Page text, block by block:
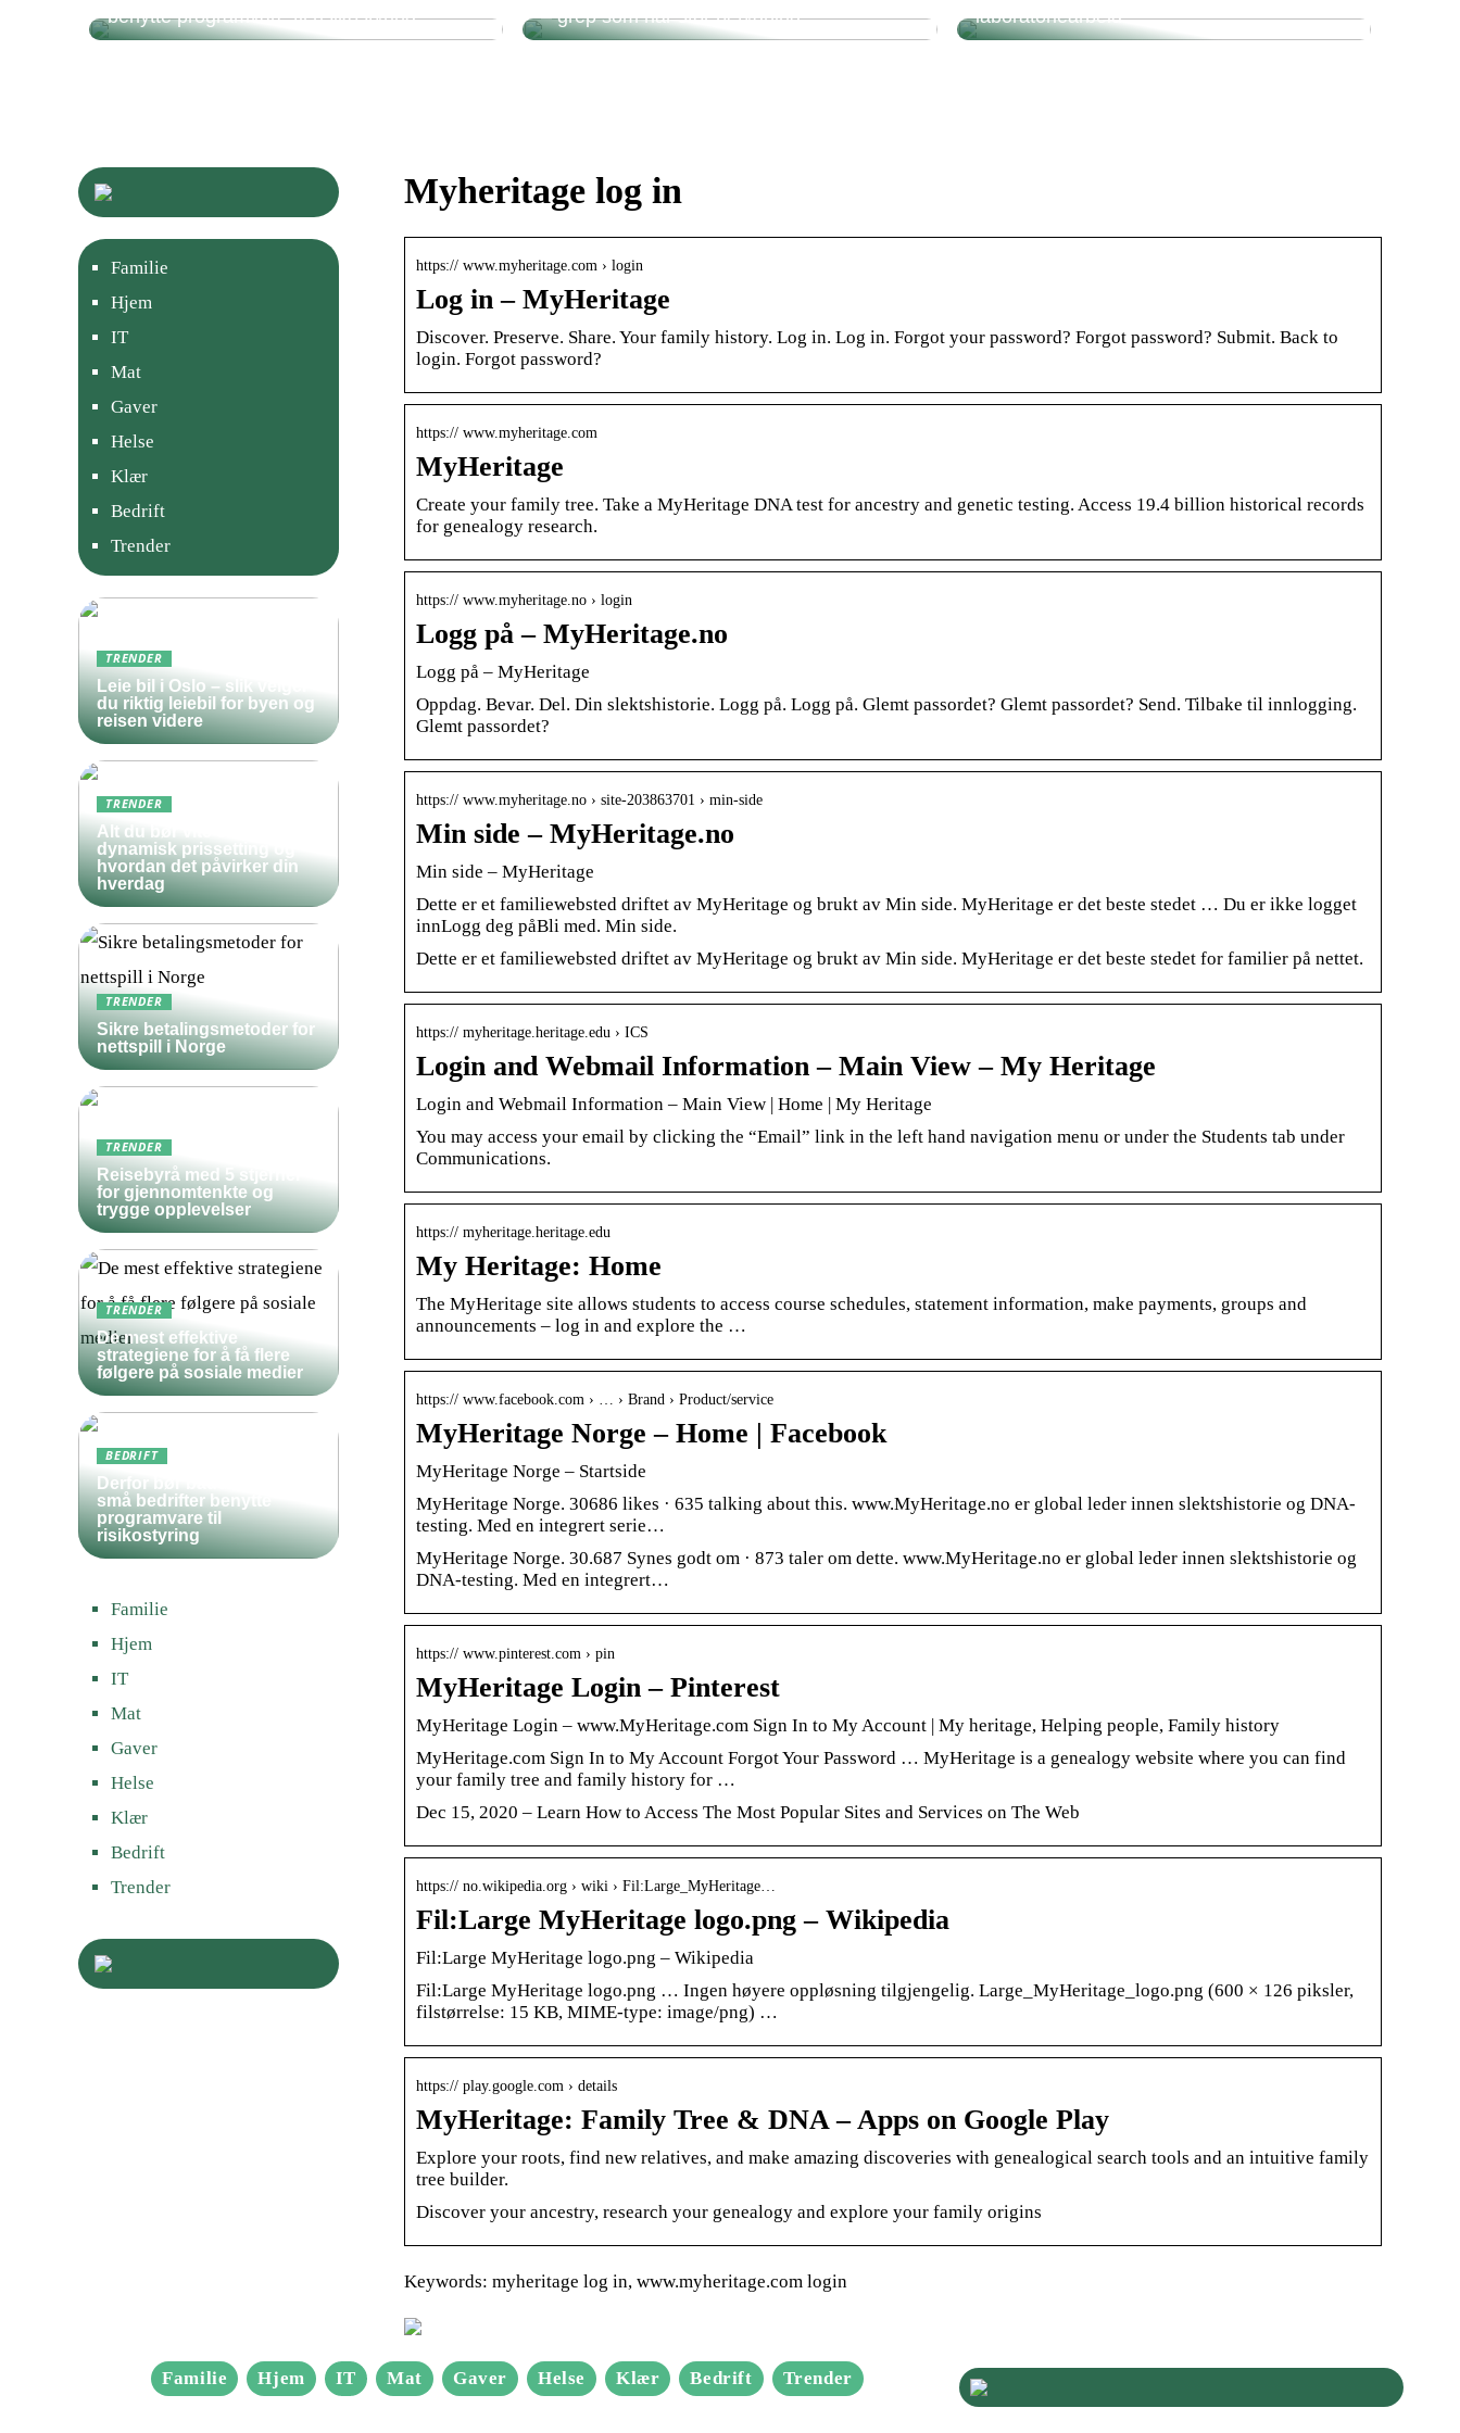
benytte programvare til risikostyring
– grep som har stor betydning
laboratoriearbeid
Myheritage log in
https:// www.myheritage.com › login
Log in – MyHeritage
Discover. Preserve. Share. Your family history. Log in. Log in. Forgot your password? Forgot password? Submit. Back to
login. Forgot password?
https:// www.myheritage.com
MyHeritage
Create your family tree. Take a MyHeritage DNA test for ancestry and genetic testing. Access 19.4 billion historical records
for genealogy research.
https:// www.myheritage.no › login
Logg på – MyHeritage.no
Logg på – MyHeritage
Oppdag. Bevar. Del. Din slektshistorie. Logg på. Logg på. Glemt passordet? Glemt passordet? Send. Tilbake til innlogging.
Glemt passordet?
https:// www.myheritage.no › site-203863701 › min-side
Min side – MyHeritage.no
Min side – MyHeritage
Dette er et familiewebsted driftet av MyHeritage og brukt av Min side. MyHeritage er det beste stedet … Du er ikke logget
innLogg deg påBli med. Min side.
Dette er et familiewebsted driftet av MyHeritage og brukt av Min side. MyHeritage er det beste stedet for familier på nettet.
https:// myheritage.heritage.edu › ICS
Login and Webmail Information – Main View – My Heritage
Login and Webmail Information – Main View | Home | My Heritage
You may access your email by clicking the “Email” link in the left hand navigation menu or under the Students tab under
Communications.
https:// myheritage.heritage.edu
My Heritage: Home
The MyHeritage site allows students to access course schedules, statement information, make payments, groups and
announcements – log in and explore the …
https:// www.facebook.com › … › Brand › Product/service
MyHeritage Norge – Home | Facebook
MyHeritage Norge – Startside
MyHeritage Norge. 30686 likes · 635 talking about this. www.MyHeritage.no er global leder innen slektshistorie og DNA-
testing. Med en integrert serie…
MyHeritage Norge. 30.687 Synes godt om · 873 taler om dette. www.MyHeritage.no er global leder innen slektshistorie og
DNA-testing. Med en integrert…
https:// www.pinterest.com › pin
MyHeritage Login – Pinterest
MyHeritage Login – www.MyHeritage.com Sign In to My Account | My heritage, Helping people, Family history
MyHeritage.com Sign In to My Account Forgot Your Password … MyHeritage is a genealogy website where you can find
your family tree and family history for …
Dec 15, 2020 – Learn How to Access The Most Popular Sites and Services on The Web
https:// no.wikipedia.org › wiki › Fil:Large_MyHeritage…
Fil:Large MyHeritage logo.png – Wikipedia
Fil:Large MyHeritage logo.png – Wikipedia
Fil:Large MyHeritage logo.png … Ingen høyere oppløsning tilgjengelig. Large_MyHeritage_logo.png ‎(600 × 126 piksler,
filstørrelse: 15 KB, MIME-type: image/png) …
https:// play.google.com › details
MyHeritage: Family Tree & DNA – Apps on Google Play
Explore your roots, find new relatives, and make amazing discoveries with genealogical search tools and an intuitive family
tree builder.
Discover your ancestry, research your genealogy and explore your family origins
Keywords: myheritage log in, www.myheritage.com login
Familie
Hjem
IT
Mat
Gaver
Helse
Klær
Bedrift
Trender
TRENDER
Leie bil i Oslo – slik velger
du riktig leiebil for byen og
reisen videre
TRENDER
Alt du bør vite om
dynamisk prissetting og
hvordan det påvirker din
hverdag
TRENDER
Sikre betalingsmetoder for
nettspill i Norge
TRENDER
Reisebyrå med 5 stjerner
for gjennomtenkte og
trygge opplevelser
TRENDER
De mest effektive
strategiene for å få flere
følgere på sosiale medier
BEDRIFT
Derfor bør både store og
små bedrifter benytte
programvare til
risikostyring
Familie
Hjem
IT
Mat
Gaver
Helse
Klær
Bedrift
Trender
Familie Hjem IT Mat Gaver Helse Klær Bedrift Trender